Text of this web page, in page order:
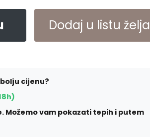
Dodaj u listu želja
cijenu?
Možemo vam pokazati tepih i putem